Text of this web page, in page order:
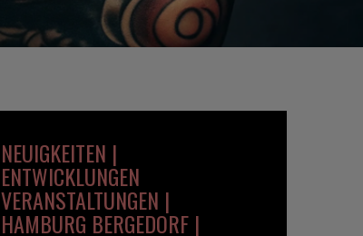
NEUIGKEITEN |
ENTWICKLUNGEN
VERANSTALTUNGEN |
HAMBURG BERGEDORF |